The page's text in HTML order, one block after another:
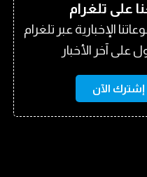
على تلغرام
الإخبارية عبر تلغرام
على آخر الأخبار
إشترك الآن